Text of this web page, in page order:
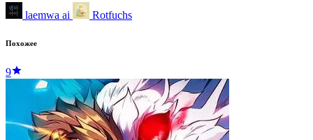
laemwa ai Rotfuchs
Похожее
9